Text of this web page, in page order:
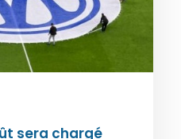
sera chargé